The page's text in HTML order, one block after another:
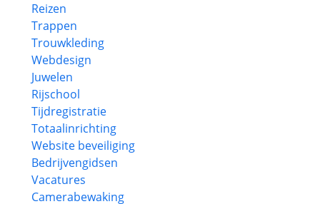
Reizen
Trappen
Trouwkleding
Webdesign
Juwelen
Rijschool
Tijdregistratie
Totaalinrichting
Website beveiliging
Bedrijvengidsen
Vacatures
Camerabewaking